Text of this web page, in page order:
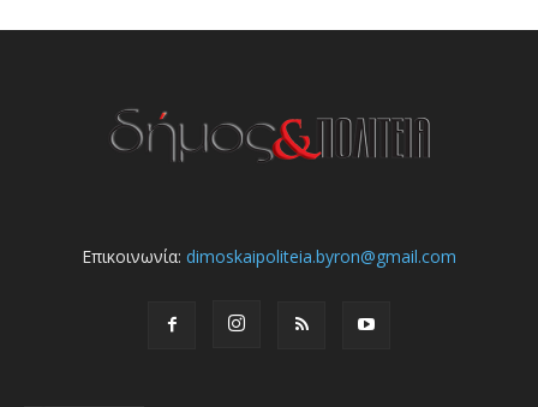
Επικοινωνία: dimoskaipoliteia.byron@gmail.com